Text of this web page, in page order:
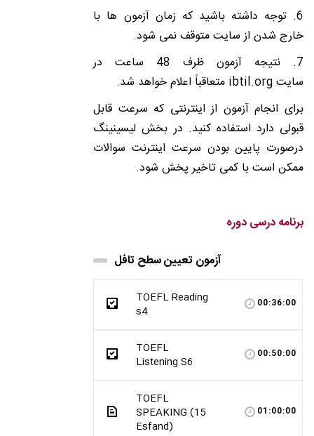
6. توجه داشته باشید که زمان آزمون ها با
خارج شدن از سایت متوقف نمی شود.
7. نتیجه آزمون ظرف 48 ساعت
در
سایتibtil.org متعاقباً اعلام خواهد شد.
برای انجام آزمون از اینترنتی که سرعت قابل
قبولی دارد استفاده کنید. در بخش لیسینینگ
درصورت پایین بودن سرعت اینترنت سوالات
ممکن است با کمی تاخیر پخش شود.
برنامه درسی دوره
آزمون تعیین سطح تافل
TOEFL Reading
s4
00:36:00
TOEFL
Listening S6
00:50:00
TOEFL
SPEAKING (15
Esfand)
01:00:00